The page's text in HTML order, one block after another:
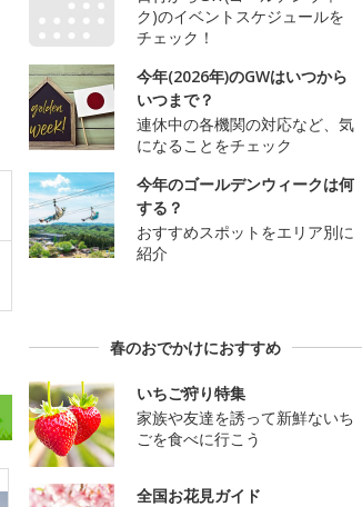
ク)のイベントスケジュールを
チェック！
今年(2026年)のGWはいつから
いつまで？
連休中の各機関の対応など、気
になることをチェック
今年のゴールデンウィークは何
する？
おすすめスポットをエリア別に
紹介
春のおでかけにおすすめ
いちご狩り特集
家族や友達を誘って新鮮ないち
ごを食べに行こう
全国お花見ガイド